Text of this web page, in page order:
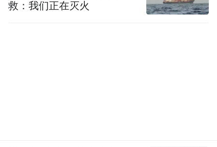
救：我们正在灭火